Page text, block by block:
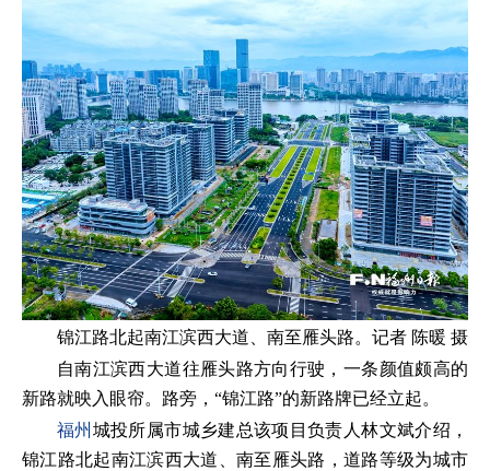
锦江路北起南江滨西大道、南至雁头路。记者 陈暖 摄
自南江滨西大道往雁头路方向行驶，一条颜值颇高的
新路就映入眼帘。路旁，“锦江路”的新路牌已经立起。
福州 城投所属市城乡建总该项目负责人林文斌介绍，
锦江路北起南江滨西大道、南至雁头路，道路等级为城市